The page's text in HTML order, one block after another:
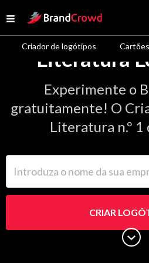
Open menu
Site Logo
Criador de logótipos
Literatura
Experimente o
gratuitamente! O
Literatura n.º 1
CRIAR